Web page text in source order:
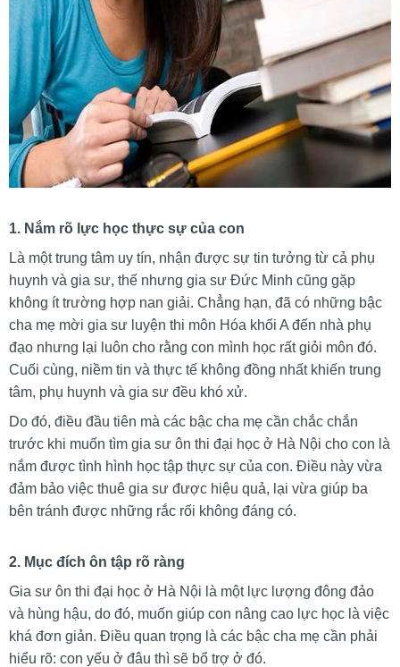
1. Nắm rõ lực học thực sự của con
Là một trung tâm uy tín, nhận được sự tin tưởng từ cả phụ
huynh và gia sư, thế nhưng gia sư Đức Minh cũng gặp
không ít trường hợp nan giải. Chẳng hạn, đã có những bậc
cha mẹ mời gia sư luyện thi môn Hóa khối A đến nhà phụ
đạo nhưng lại luôn cho rằng con mình học rất giỏi môn đó.
Cuối cùng, niềm tin và thực tế không đồng nhất khiến trung
tâm, phụ huynh và gia sư đều khó xử.
Do đó, điều đầu tiên mà các bậc cha mẹ cần chắc chắn
trước khi muốn tìm gia sư ôn thi đại học ở Hà Nội cho con là
nắm được tình hình học tập thực sự của con. Điều này vừa
đảm bảo việc thuê gia sư được hiệu quả, lại vừa giúp ba
bên tránh được những rắc rối không đáng có.
2. Mục đích ôn tập rõ ràng
Gia sư ôn thi đại học ở Hà Nội là một lực lượng đông đảo
và hùng hậu, do đó, muốn giúp con nâng cao lực học là việc
khá đơn giản. Điều quan trọng là các bậc cha mẹ cần phải
hiểu rõ: con yếu ở đâu thì sẽ bổ trợ ở đó.